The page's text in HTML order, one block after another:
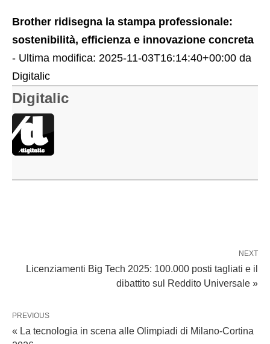
Brother ridisegna la stampa professionale:
sostenibilità, efficienza e innovazione concreta
- Ultima modifica: 2025-11-03T16:14:40+00:00 da
Digitalic
Digitalic
NEXT
Licenziamenti Big Tech 2025: 100.000 posti tagliati e il
dibattito sul Reddito Universale »
PREVIOUS
« La tecnologia in scena alle Olimpiadi di Milano-Cortina